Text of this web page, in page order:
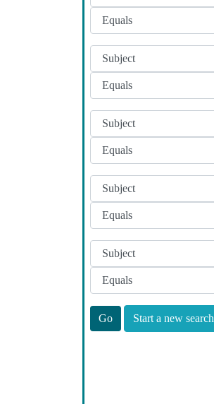
Start a new search